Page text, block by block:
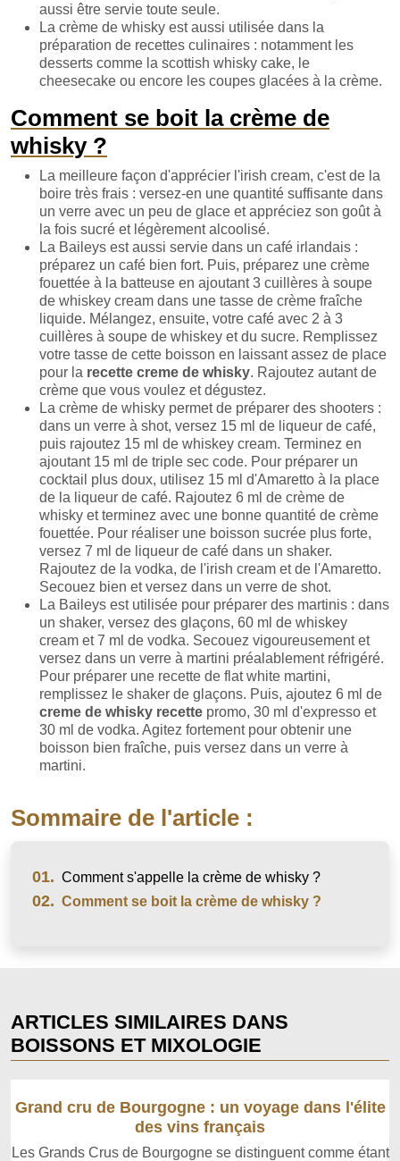
aussi être servie toute seule.
La crème de whisky est aussi utilisée dans la
préparation de recettes culinaires : notamment les
desserts comme la scottish whisky cake, le
cheesecake ou encore les coupes glacées à la crème.
Comment se boit la crème de
whisky ?
La meilleure façon d'apprécier l'irish cream, c'est de la
boire très frais : versez-en une quantité suffisante dans
un verre avec un peu de glace et appréciez son goût à
la fois sucré et légèrement alcoolisé.
La Baileys est aussi servie dans un café irlandais :
préparez un café bien fort. Puis, préparez une crème
fouettée à la batteuse en ajoutant 3 cuillères à soupe
de whiskey cream dans une tasse de crème fraîche
liquide. Mélangez, ensuite, votre café avec 2 à 3
cuillères à soupe de whiskey et du sucre. Remplissez
votre tasse de cette boisson en laissant assez de place
pour la recette creme de whisky. Rajoutez autant de
crème que vous voulez et dégustez.
La crème de whisky permet de préparer des shooters :
dans un verre à shot, versez 15 ml de liqueur de café,
puis rajoutez 15 ml de whiskey cream. Terminez en
ajoutant 15 ml de triple sec code. Pour préparer un
cocktail plus doux, utilisez 15 ml d'Amaretto à la place
de la liqueur de café. Rajoutez 6 ml de crème de
whisky et terminez avec une bonne quantité de crème
fouettée. Pour réaliser une boisson sucrée plus forte,
versez 7 ml de liqueur de café dans un shaker.
Rajoutez de la vodka, de l'irish cream et de l'Amaretto.
Secouez bien et versez dans un verre de shot.
La Baileys est utilisée pour préparer des martinis : dans
un shaker, versez des glaçons, 60 ml de whiskey
cream et 7 ml de vodka. Secouez vigoureusement et
versez dans un verre à martini préalablement réfrigéré.
Pour préparer une recette de flat white martini,
remplissez le shaker de glaçons. Puis, ajoutez 6 ml de
creme de whisky recette promo, 30 ml d'expresso et
30 ml de vodka. Agitez fortement pour obtenir une
boisson bien fraîche, puis versez dans un verre à
martini.
Sommaire de l'article :
01. Comment s'appelle la crème de whisky ?
02. Comment se boit la crème de whisky ?
ARTICLES SIMILAIRES DANS
BOISSONS ET MIXOLOGIE
Grand cru de Bourgogne : un voyage dans l'élite
des vins français
Les Grands Crus de Bourgogne se distinguent comme étant